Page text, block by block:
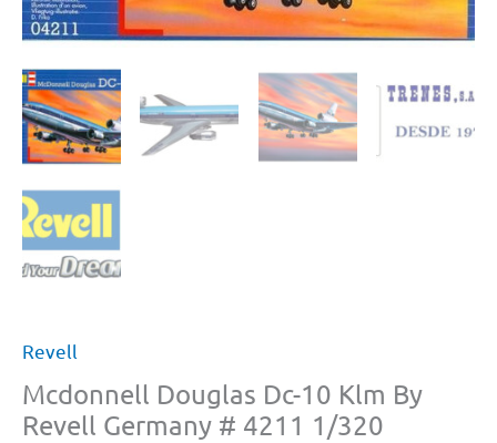
Revell
Mcdonnell Douglas Dc-10 Klm By
Revell Germany # 4211 1/320